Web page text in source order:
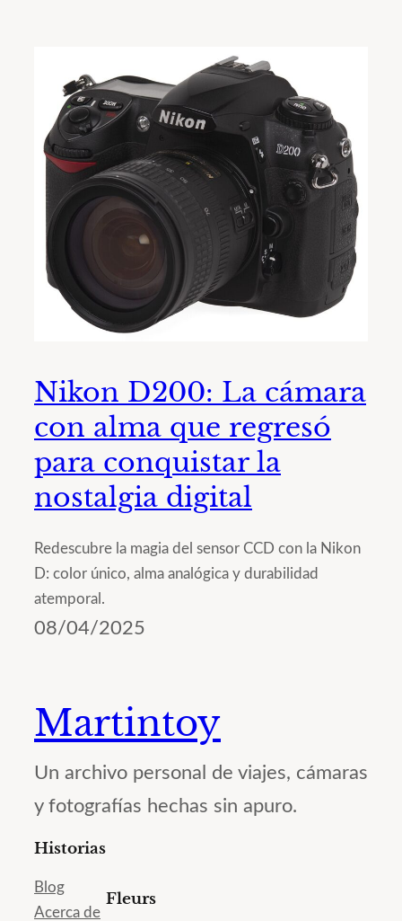
Nikon D200: La cámara
con alma que regresó
para conquistar la
nostalgia digital
Redescubre la magia del sensor CCD con la Nikon
D: color único, alma analógica y durabilidad
atemporal.
08/04/2025
Martintoy
Un archivo personal de viajes, cámaras
y fotografías hechas sin apuro.
Historias
Blog
Acerca de
Fleurs